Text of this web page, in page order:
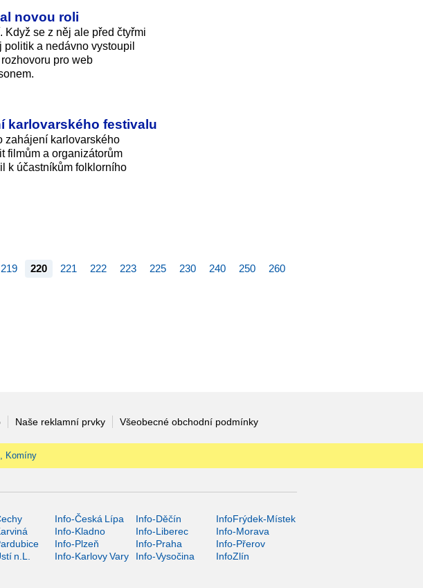
novou roli
se z něj ale před čtyřmi
a nedávno vystoupil
pro web
karlovarského festivalu
zahájení karlovarského
filmům a organizátorům
k účastníkům folklorního
219 220 221 222 223 225 230 240 250 260
Naše reklamní prvky Všeobecné obchodní podmínky
Komíny
Info-Česká Lípa Info-Děčín
InfoFrýdek-Místek
Info-Kladno Info-Liberec
Info-Morava
Info-Plzeň Info-Praha
Info-Přerov
n.L. Info-Karlovy Vary Info-Vysočina InfoZlín